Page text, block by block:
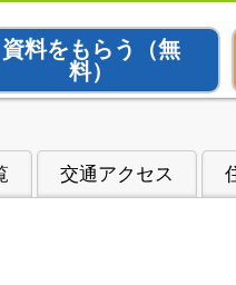
資料をもらう
（無
料）
交通アクセス